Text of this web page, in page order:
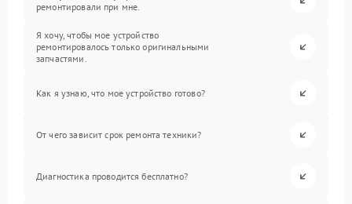
ремонтировали при мне.
Я хочу, чтобы мое устройство
ремонтировалось только оригинальными
запчастями.
Как я узнаю, что мое устройство готово?
От чего зависит срок ремонта техники?
Диагностика проводится бесплатно?